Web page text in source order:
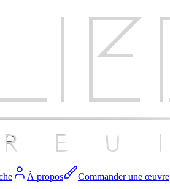
À propos Commander une œuvre